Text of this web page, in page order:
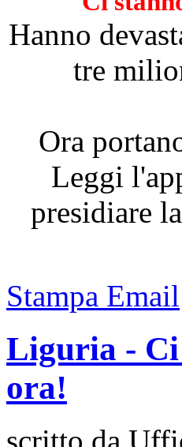
Hanno
tre
Ora
Leggi
presidiare
Stampa Email
Liguria - Ci
ora!
scritto da